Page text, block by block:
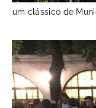
um clássico de